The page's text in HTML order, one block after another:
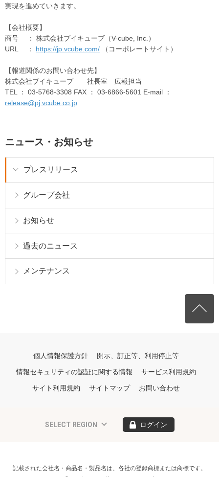
実現を進めていきます。
【会社概要】
商号 ： 株式会社ブイキューブ（V-cube, Inc.）
URL ： https://jp.vcube.com/ （コーポレートサイト）
【報道関係のお問い合わせ先】
株式会社ブイキューブ 社長室 広報担当
TEL ： 03-5768-3308 FAX ： 03-6866-5601 E-mail ：
release@pj.vcube.co.jp
ニュース・お知らせ
プレスリリース
グループ会社
お知らせ
過去のニュース
メンテナンス
個人情報保護方針 開示、訂正等、利用停止等
情報セキュリティの認証に関する情報 サービス利用規約
サイト利用規約 サイトマップ お問い合わせ
SELECT REGION ログイン
記載された会社名・商品名・製品名は、各社の登録商標または商標です。